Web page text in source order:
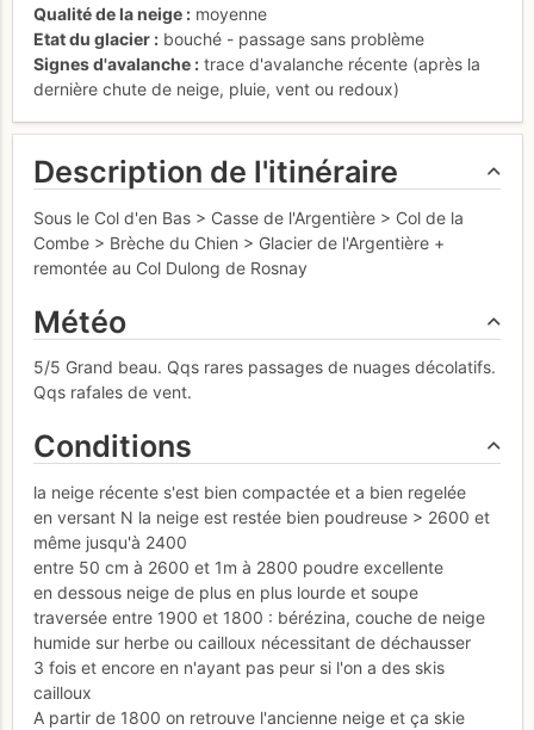
Qualité de la neige
moyenne
Etat du glacier
bouché - passage sans problème
Signes d'avalanche
trace d'avalanche récente (après la
dernière chute de neige, pluie, vent ou redoux)
Description de l'itinéraire
Sous le Col d'en Bas > Casse de l'Argentière > Col de la
Combe > Brèche du Chien > Glacier de l'Argentière +
remontée au Col Dulong de Rosnay
Météo
5/5 Grand beau. Qqs rares passages de nuages décolatifs.
Qqs rafales de vent.
Conditions
la neige récente s'est bien compactée et a bien regelée
en versant N la neige est restée bien poudreuse > 2600 et
même jusqu'à 2400
entre 50 cm à 2600 et 1m à 2800 poudre excellente
en dessous neige de plus en plus lourde et soupe
traversée entre 1900 et 1800 : bérézina, couche de neige
humide sur herbe ou cailloux nécessitant de déchausser
3 fois et encore en n'ayant pas peur si l'on a des skis
cailloux
A partir de 1800 on retrouve l'ancienne neige et ça skie